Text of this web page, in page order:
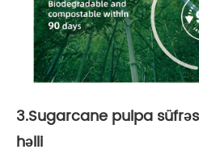
3.Sugarcane pulpa
həlli